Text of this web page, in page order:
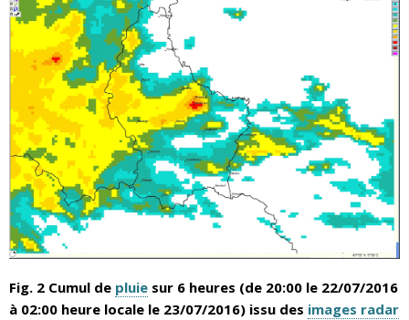
Fig. 2 Cumul de pluie sur 6 heures (de 20:00 le 22/07/2016
à 02:00 heure locale le 23/07/2016) issu des images radar